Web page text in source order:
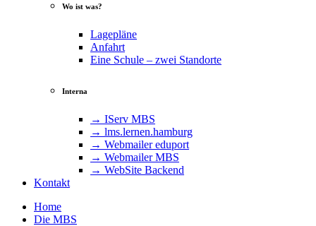
Wo ist was?
Lagepläne
Anfahrt
Eine Schule – zwei Standorte
Interna
→ IServ MBS
→ lms​.ler​nen​.ham​burg
→ Webmailer eduport
→ Webmailer MBS
→ WebSite Backend
Kontakt
Home
Die MBS